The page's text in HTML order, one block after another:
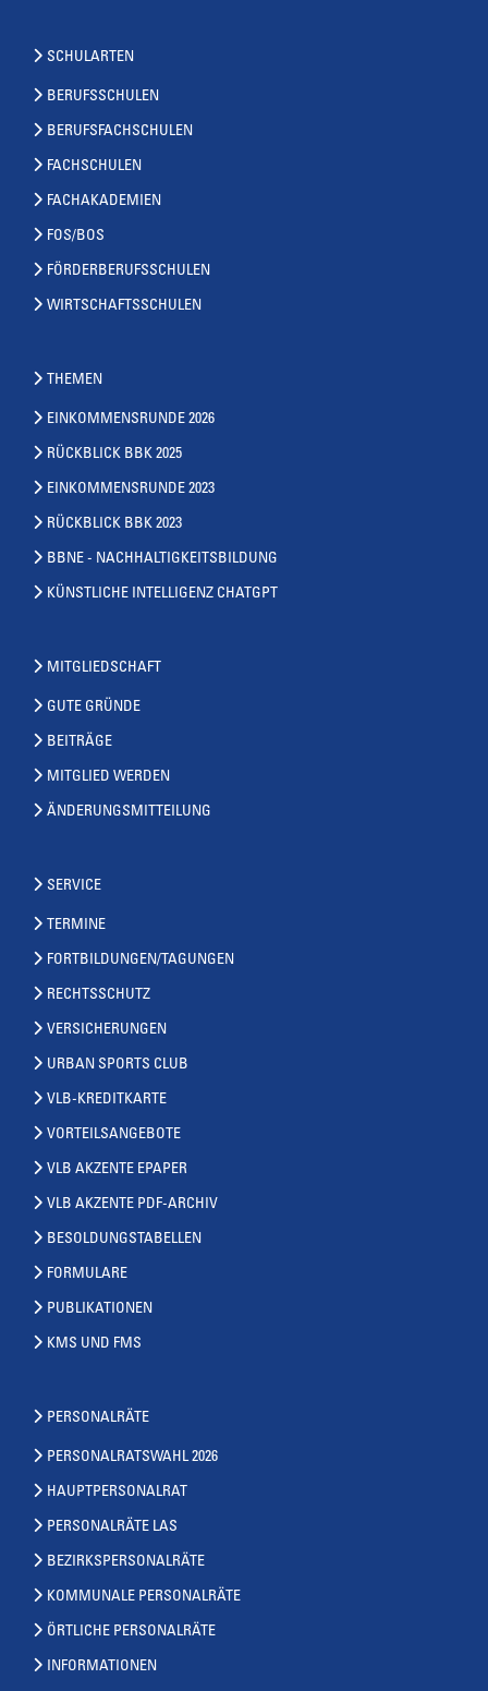
SCHULARTEN
BERUFSSCHULEN
BERUFSFACHSCHULEN
FACHSCHULEN
FACHAKADEMIEN
FOS/BOS
FÖRDERBERUFSSCHULEN
WIRTSCHAFTSSCHULEN
THEMEN
EINKOMMENSRUNDE 2026
RÜCKBLICK BBK 2025
EINKOMMENSRUNDE 2023
RÜCKBLICK BBK 2023
BBNE - NACHHALTIGKEITSBILDUNG
KÜNSTLICHE INTELLIGENZ CHATGPT
MITGLIEDSCHAFT
GUTE GRÜNDE
BEITRÄGE
MITGLIED WERDEN
ÄNDERUNGSMITTEILUNG
SERVICE
TERMINE
FORTBILDUNGEN/TAGUNGEN
RECHTSSCHUTZ
VERSICHERUNGEN
URBAN SPORTS CLUB
VLB-KREDITKARTE
VORTEILSANGEBOTE
VLB AKZENTE EPAPER
VLB AKZENTE PDF-ARCHIV
BESOLDUNGSTABELLEN
FORMULARE
PUBLIKATIONEN
KMS UND FMS
PERSONALRÄTE
PERSONALRATSWAHL 2026
HAUPTPERSONALRAT
PERSONALRÄTE LAS
BEZIRKSPERSONALRÄTE
KOMMUNALE PERSONALRÄTE
ÖRTLICHE PERSONALRÄTE
INFORMATIONEN